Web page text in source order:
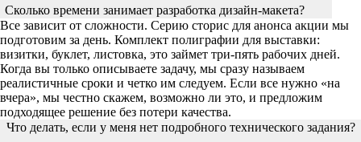
Сколько времени занимает разработка дизайн-макета?
Все зависит от сложности. Серию сторис для анонса акции мы
подготовим за день. Комплект полиграфии для выставки:
визитки, буклет, листовка, это займет три-пять рабочих дней.
Когда вы только описываете задачу, мы сразу называем
реалистичные сроки и четко им следуем. Если все нужно «на
вчера», мы честно скажем, возможно ли это, и предложим
подходящее решение без потери качества.
Что делать, если у меня нет подробного технического задания?